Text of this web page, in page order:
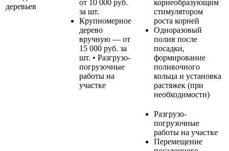
деревьев
от 10 000 руб.
за шт.
Крупномерное
дерево
вручную — от
15 000 руб. за
шт. • Разгрузо-
погрузочные
работы на
участке
корнеобразующим
стимулятором
роста корней
Одноразовый
полив после
посадки,
формирование
поливочного
кольца и установка
растяжек (при
необходимости)
Разгрузо-
погрузочные
работы на участке
Перемещение